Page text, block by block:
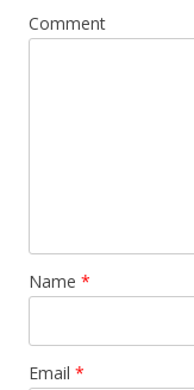
Comment
Name *
Email *